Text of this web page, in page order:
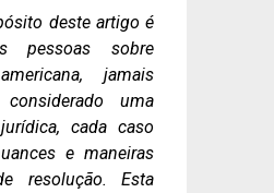
deste artigo é
pessoas sobre
jamais
uma
cada caso
e maneiras
resolução. Esta